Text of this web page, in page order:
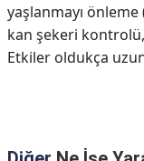
yaşlanmayı
kan şekeri kontrolü,
Etkiler oldukça